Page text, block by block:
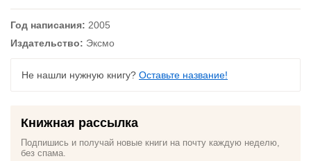
Год написания: 2005
Издательство: Эксмо
Не нашли нужную книгу? Оставьте название!
Книжная рассылка
Подпишись и получай новые книги на почту каждую неделю,
без спама.